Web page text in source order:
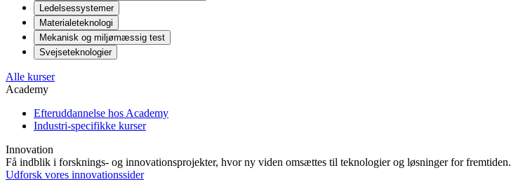
Ledelsessystemer
Materialeteknologi
Mekanisk og miljømæssig test
Svejseteknologier
Alle kurser
Academy
Efteruddannelse hos Academy
Industri-specifikke kurser
Innovation
Få indblik i forsknings- og innovationsprojekter, hvor ny viden omsættes til teknologier og løsninger for fremtiden.
Udforsk vores innovationssider